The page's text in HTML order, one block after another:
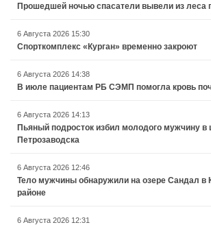
Прошедшей ночью спасатели вывели из
6 Августа 2026 15:30
Спорткомплекс «Курган» временно закроют
6 Августа 2026 14:38
В июле пациентам РБ СЭМП помогла кровь
6 Августа 2026 14:13
Пьяный подросток избил молодого мужчину в
Петрозаводска
6 Августа 2026 12:46
Тело мужчины обнаружили на озере Сандал в
районе
6 Августа 2026 12:31